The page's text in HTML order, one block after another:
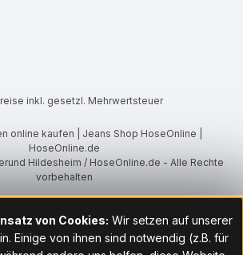
inkl. gesetzl. Mehrwertsteuer
online kaufen | Jeans Shop HoseOnline |
HoseOnline.de
Hildesheim / HoseOnline.de - Alle Rechte
vorbehalten
von Cookies: Wir setzen auf unserer
Einige von ihnen sind notwendig (z.B. für